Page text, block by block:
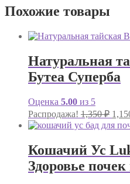
Похожие товары
Натуральная
Бутеа Суперба
Оценка 5.00 из 5
Распродажа! 1,350₽
цена
Кошачий Ус
Здоровье